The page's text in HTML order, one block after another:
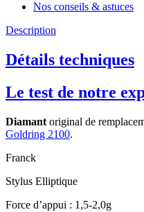
Nos conseils & astuces
Description
Détails techniques
Le test de notre
Diamant original de
Goldring 2100.
Franck
Stylus Elliptique
Force d’appui : 1,5-2,0g